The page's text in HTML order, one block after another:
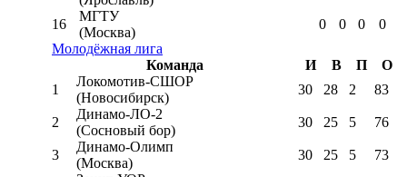
16
МГТУ
(Москва)
0 0 0
0
Молодёжная лига
Команда
И В П
О
1
Локомотив-CШОР
(Новосибирск)
30 28 2 83
2
Динамо-ЛО-2
(Сосновый бор)
30 25 5 76
3
Динамо-Олимп
(Москва)
30 25 5 73